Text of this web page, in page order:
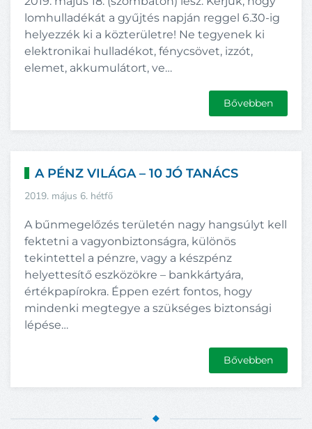
lomhulladékát a gyűjtés napján reggel 6.30-ig
helyezzék ki a közterületre! Ne tegyenek ki
elektronikai hulladékot, fénycsövet, izzót,
elemet, akkumulátort, ve…
Bővebben
A PÉNZ VILÁGA – 10 JÓ TANÁCS
2019. május 6. hétfő
A bűnmegelőzés területén nagy hangsúlyt kell
fektetni a vagyonbiztonságra, különös
tekintettel a pénzre, vagy a készpénz
helyettesítő eszközökre – bankkártyára,
értékpapírokra. Éppen ezért fontos, hogy
mindenki megtegye a szükséges biztonsági
lépése…
Bővebben